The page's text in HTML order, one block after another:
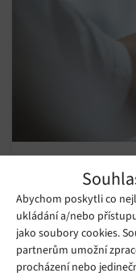
Abychom poskytli co
ukládání a/nebo
jako soubory cookies.
partnerům umožní
procházení nebo
pod pokličku
Pátek 08. 05. 2026 Ivana
Stop vyhoření a
poradí, kdy makat a
přímo na vašem